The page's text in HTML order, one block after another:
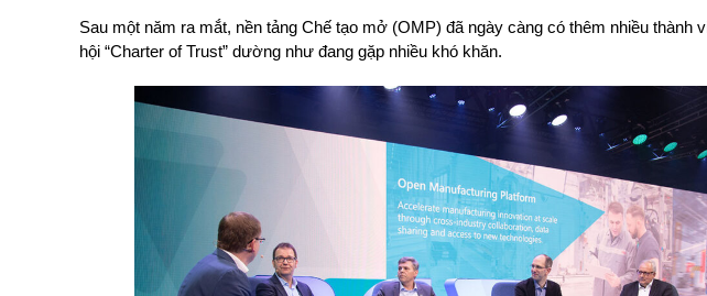
Sau một năm ra mắt, nền tảng Chế tạo mở (OMP) đã ngày càng có thêm nhiều thành viên. Tuy nhiên, Hiệp
hội “Charter of Trust” dường như đang gặp nhiều khó khăn.